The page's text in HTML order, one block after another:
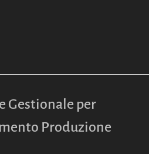
Gestionale per
Produzione